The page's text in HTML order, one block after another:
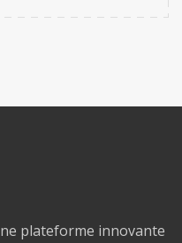
plateforme innovante